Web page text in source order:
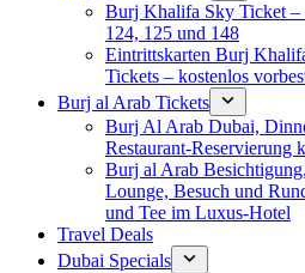
Burj Khalifa Sky Ticket
124, 125 und 148
Eintrittskarten Burj
Tickets – kostenlos
Burj al Arab Tickets
Burj Al Arab Dubai,
Restaurant-Reservierung
Burj al Arab
Lounge, Besuch und
und Tee im Luxus-Hotel
Travel Deals
Dubai Specials